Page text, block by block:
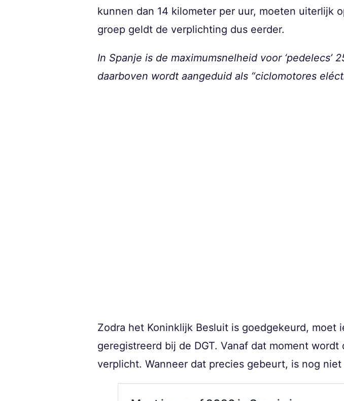
kunnen dan 14 kilometer per uur, moeten uiterlijk
groep geldt de verplichting dus eerder.
In Spanje is de maximumsnelheid voor
daarboven wordt aangeduid als “ciclomotores
Zodra het Koninklijk Besluit is goedgekeurd, moet
geregistreerd bij de DGT. Vanaf dat moment
verplicht. Wanneer dat precies gebeurt, is nog niet